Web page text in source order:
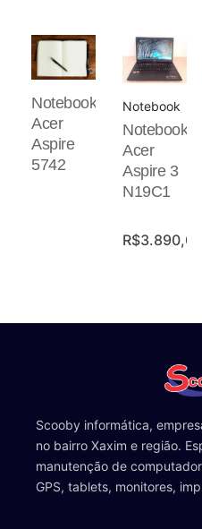
Notebook
Acer
Aspire
5742
Notebook
Notebook
Acer
Aspire 3
N19C1
R$3.890,00
Scooby informática,
no bairro Xaxim e região.
manutenção de
GPS, tablets, monitores,